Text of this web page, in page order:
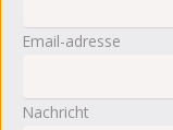
Email-adresse
Nachricht